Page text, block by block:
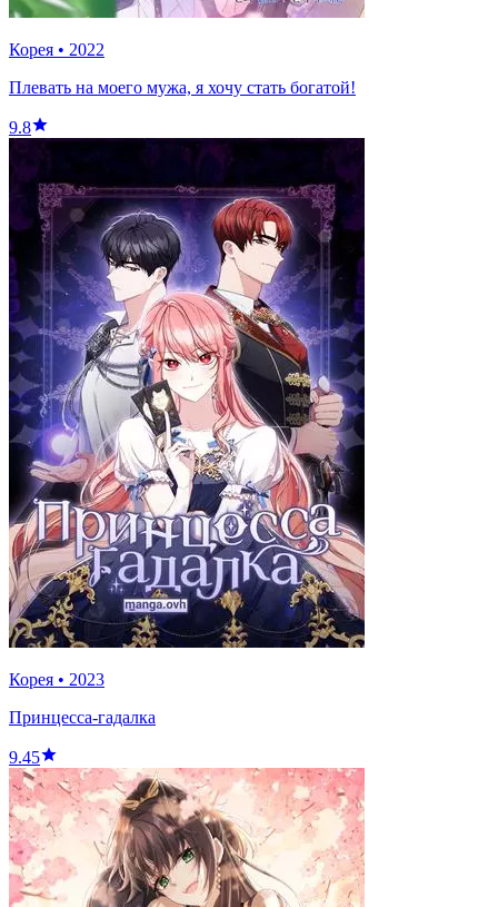
Корея • 2022
Плевать на моего мужа, я хочу стать богатой!
9.8
Корея • 2023
Принцесса-гадалка
9.45